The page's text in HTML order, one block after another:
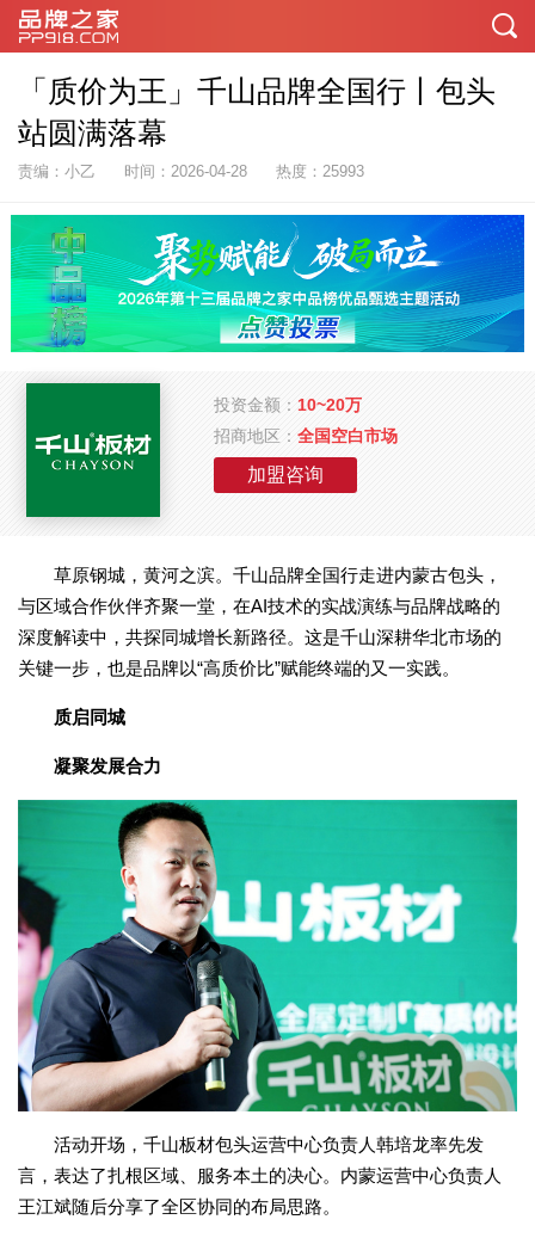
「质价为王」千山品牌全国行丨包头
站圆满落幕
责编：小乙 时间：2026-04-28 热度：25993
投资金额： 10~20万
招商地区：全国空白市场
加盟咨询
草原钢城，黄河之滨。千山品牌全国行走进内蒙古包头，
与区域合作伙伴齐聚一堂，在AI技术的实战演练与品牌战略的
深度解读中，共探同城增长新路径。这是千山深耕华北市场的
关键一步，也是品牌以“高质价比”赋能终端的又一实践。
质启同城
凝聚发展合力
活动开场，千山板材包头运营中心负责人韩培龙率先发
言，表达了扎根区域、服务本土的决心。内蒙运营中心负责人
王江斌随后分享了全区协同的布局思路。